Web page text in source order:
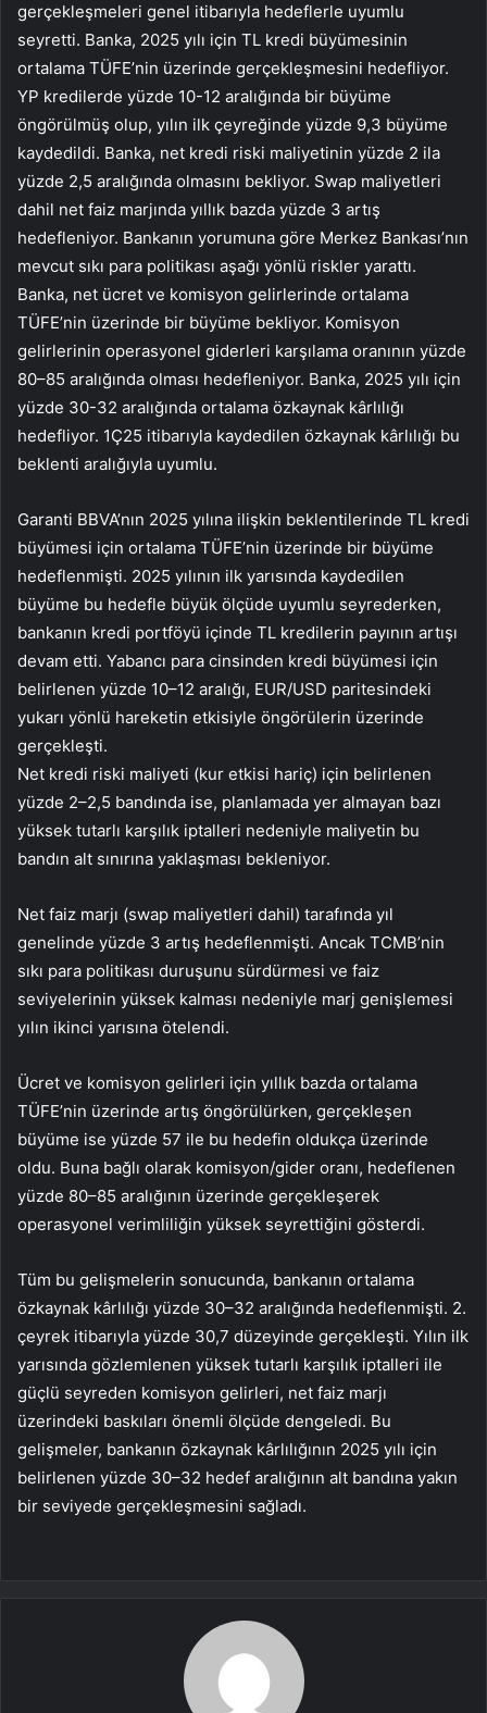
gerçekleşmeleri genel itibarıyla hedeflerle uyumlu
seyretti. Banka, 2025 yılı için TL kredi büyümesinin
ortalama TÜFE’nin üzerinde gerçekleşmesini hedefliyor.
YP kredilerde yüzde 10-12 aralığında bir büyüme
öngörülmüş olup, yılın ilk çeyreğinde yüzde 9,3 büyüme
kaydedildi. Banka, net kredi riski maliyetinin yüzde 2 ila
yüzde 2,5 aralığında olmasını bekliyor. Swap maliyetleri
dahil net faiz marjında yıllık bazda yüzde 3 artış
hedefleniyor. Bankanın yorumuna göre Merkez Bankası’nın
mevcut sıkı para politikası aşağı yönlü riskler yarattı.
Banka, net ücret ve komisyon gelirlerinde ortalama
TÜFE’nin üzerinde bir büyüme bekliyor. Komisyon
gelirlerinin operasyonel giderleri karşılama oranının yüzde
80–85 aralığında olması hedefleniyor. Banka, 2025 yılı için
yüzde 30-32 aralığında ortalama özkaynak kârlılığı
hedefliyor. 1Ç25 itibarıyla kaydedilen özkaynak kârlılığı bu
beklenti aralığıyla uyumlu.
Garanti BBVA’nın 2025 yılına ilişkin beklentilerinde TL kredi
büyümesi için ortalama TÜFE’nin üzerinde bir büyüme
hedeflenmişti. 2025 yılının ilk yarısında kaydedilen
büyüme bu hedefle büyük ölçüde uyumlu seyrederken,
bankanın kredi portföyü içinde TL kredilerin payının artışı
devam etti. Yabancı para cinsinden kredi büyümesi için
belirlenen yüzde 10–12 aralığı, EUR/USD paritesindeki
yukarı yönlü hareketin etkisiyle öngörülerin üzerinde
gerçekleşti.
Net kredi riski maliyeti (kur etkisi hariç) için belirlenen
yüzde 2–2,5 bandında ise, planlamada yer almayan bazı
yüksek tutarlı karşılık iptalleri nedeniyle maliyetin bu
bandın alt sınırına yaklaşması bekleniyor.
Net faiz marjı (swap maliyetleri dahil) tarafında yıl
genelinde yüzde 3 artış hedeflenmişti. Ancak TCMB’nin
sıkı para politikası duruşunu sürdürmesi ve faiz
seviyelerinin yüksek kalması nedeniyle marj genişlemesi
yılın ikinci yarısına ötelendi.
Ücret ve komisyon gelirleri için yıllık bazda ortalama
TÜFE’nin üzerinde artış öngörülürken, gerçekleşen
büyüme ise yüzde 57 ile bu hedefin oldukça üzerinde
oldu. Buna bağlı olarak komisyon/gider oranı, hedeflenen
yüzde 80–85 aralığının üzerinde gerçekleşerek
operasyonel verimliliğin yüksek seyrettiğini gösterdi.
Tüm bu gelişmelerin sonucunda, bankanın ortalama
özkaynak kârlılığı yüzde 30–32 aralığında hedeflenmişti. 2.
çeyrek itibarıyla yüzde 30,7 düzeyinde gerçekleşti. Yılın ilk
yarısında gözlemlenen yüksek tutarlı karşılık iptalleri ile
güçlü seyreden komisyon gelirleri, net faiz marjı
üzerindeki baskıları önemli ölçüde dengeledi. Bu
gelişmeler, bankanın özkaynak kârlılığının 2025 yılı için
belirlenen yüzde 30–32 hedef aralığının alt bandına yakın
bir seviyede gerçekleşmesini sağladı.